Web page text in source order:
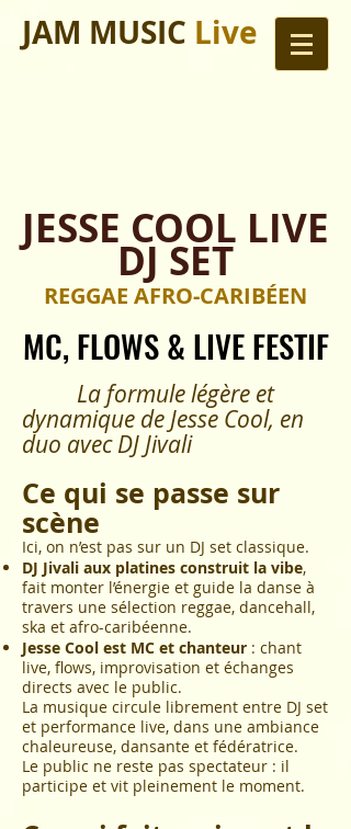
JAM MUSIC Live
JESSE COOL LIVE
DJ SET
REGGAE AFRO-CARIBÉEN
MC, FLOWS & LIVE FESTIF
MC, FLOWS & LIVE FESTIF
La formule légère et
dynamique de Jesse Cool, en
duo avec DJ Jivali
Ce qui se passe sur
scène
Ici, on n’est pas sur un DJ set classique.
DJ Jivali aux platines construit la vibe,
fait monter l’énergie et guide la danse à
travers une sélection reggae, dancehall,
ska et afro-caribéenne.
Jesse Cool est MC et chanteur : chant
live, flows, improvisation et échanges
directs avec le public.
La musique circule librement entre DJ set
et performance live, dans une ambiance
chaleureuse, dansante et fédératrice.
Le public ne reste pas spectateur : il
participe et vit pleinement le moment.